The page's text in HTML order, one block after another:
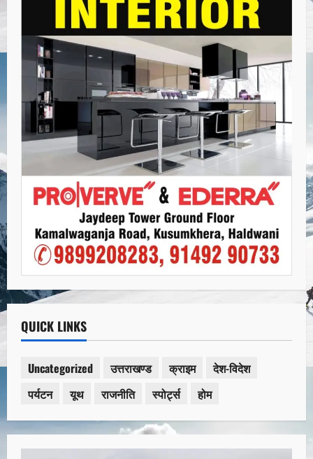
QUICK LINKS
Uncategorized उत्तराखण्ड क्राइम
देश-विदेश
पर्यटन
यूथ राजनीति स्पोर्ट्स होम